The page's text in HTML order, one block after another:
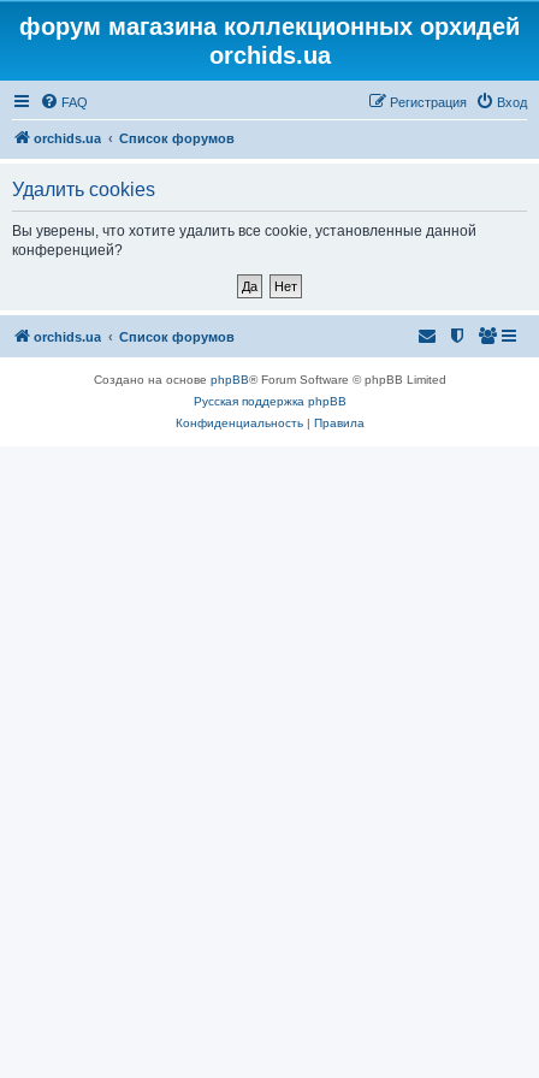
форум магазина коллекционных орхидей
orchids.ua
FAQ Вход
Регистрация
orchids.ua Список форумов
Удалить cookies
Вы уверены, что хотите удалить все cookie, установленные данной
конференцией?
orchids.ua Список форумов
Создано на основе phpBB® Forum Software © phpBB Limited
Русская поддержка phpBB
Конфиденциальность| Правила